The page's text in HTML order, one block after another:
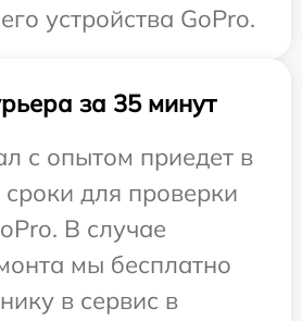
устройства GoPro.
за 35 минут
с опытом приедет в
для проверки
В случае
мы бесплатно
в сервис в